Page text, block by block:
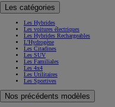
Les catégories
Les Hybrides
Les voitures électriques
Les Hybrides Rechargeables
L'Hydrogène
Les Citadines
Les SUV
Les Familiales
Les 4x4
Les Utilitaires
Les Sportives
Nos précédents modèles